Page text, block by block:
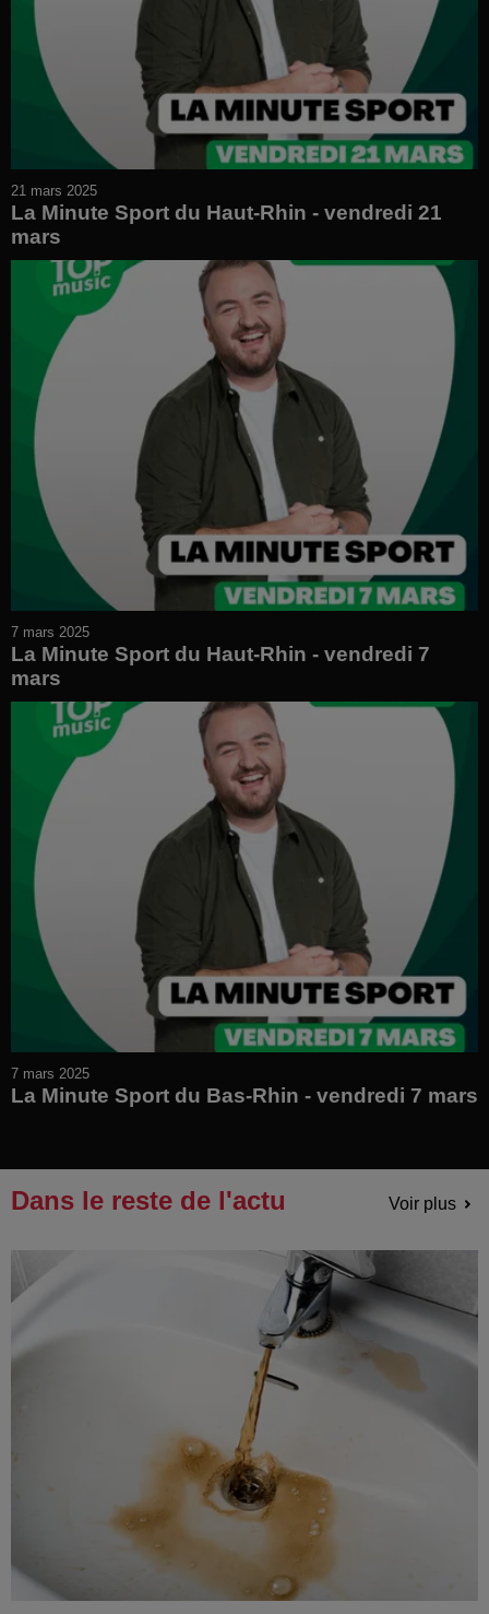
21 mars 2025
La Minute Sport du Haut-Rhin - vendredi 21
mars
7 mars 2025
La Minute Sport du Haut-Rhin - vendredi 7
mars
7 mars 2025
La Minute Sport du Bas-Rhin - vendredi 7 mars
Dans le reste de l'actu Voir plus